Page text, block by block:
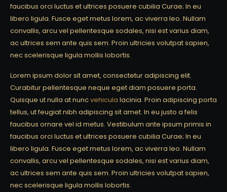
faucibus orci luctus et ultrices posuere cubilia Curae; In eu
libero ligula. Fusce eget metus lorem, ac viverra leo. Nullam
convallis, arcu vel pellentesque sodales, nisi est varius diam,
ac ultrices sem ante quis sem. Proin ultricies volutpat sapien,
nec scelerisque ligula mollis lobortis.
Lorem ipsum dolor sit amet, consectetur adipiscing elit.
Curabitur pellentesque neque eget diam posuere porta.
Quisque ut nulla at nuncvehicula lacinia. Proin adipiscing porta
tellus, ut feugiat nibh adipiscing sit amet. In eu justo a felis
faucibus ornare vel id metus. Vestibulum ante ipsum primis in
faucibus orci luctus et ultrices posuere cubilia Curae; In eu
libero ligula. Fusce eget metus lorem, ac viverra leo. Nullam
convallis, arcu vel pellentesque sodales, nisi est varius diam,
ac ultrices sem ante quis sem. Proin ultricies volutpat sapien,
nec scelerisque ligula mollis lobortis.